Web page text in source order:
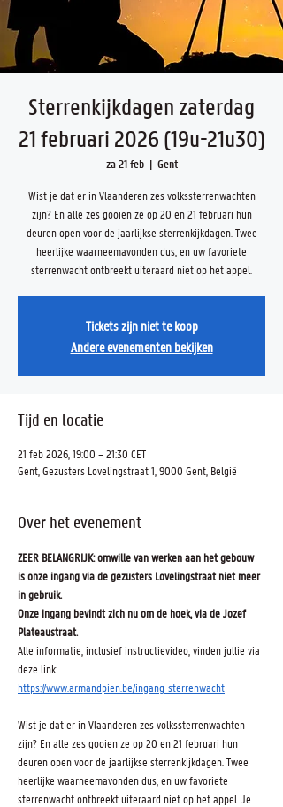
Sterrenkijkdagen zaterdag
21 februari 2026 (19u-21u30)
za 21 feb
  |
Gent
Wist je dat er in Vlaanderen zes volkssterrenwachten
zijn? En alle zes gooien ze op 20 en 21 februari hun
deuren open voor de jaarlijkse sterrenkijkdagen. Twee
heerlijke waarneemavonden dus, en uw favoriete
sterrenwacht ontbreekt uiteraard niet op het appel.
Tickets zijn niet te koop
Andere evenementen bekijken
Tijd en locatie
21 feb 2026, 19:00 – 21:30 CET
Gent, Gezusters Lovelingstraat 1, 9000 Gent, België
Over het evenement
ZEER BELANGRIJK: omwille van werken aan het gebouw
is onze ingang via de gezusters Lovelingstraat niet meer
in gebruik.
Onze ingang bevindt zich nu om de hoek, via de Jozef
Plateaustraat.
Alle informatie, inclusief instructievideo, vinden jullie via
deze link:
https://www.armandpien.be/ingang-sterrenwacht
Wist je dat er in Vlaanderen zes volkssterrenwachten
zijn? En alle zes gooien ze op 20 en 21 februari hun
deuren open voor de jaarlijkse sterrenkijkdagen. Twee
heerlijke waarneemavonden dus, en uw favoriete
sterrenwacht ontbreekt uiteraard niet op het appel. Je